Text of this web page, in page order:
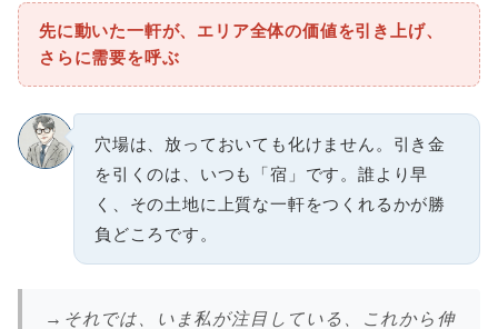
先に動いた一軒が、エリア全体の価値を引き上げ、
さらに需要を呼ぶ
穴場は、放っておいても化けません。引き金
を引くのは、いつも「宿」です。誰より早
く、その土地に上質な一軒をつくれるかが勝
負どころです。
→それでは、いま私が注目している、これから伸